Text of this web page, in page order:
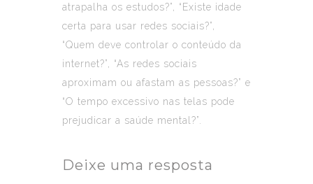
atrapalha os estudos?”, “Existe idade
certa para usar redes sociais?”,
“Quem deve controlar o conteúdo da
internet?”, “As redes sociais
aproximam ou afastam as pessoas?” e
“O tempo excessivo nas telas pode
prejudicar a saúde mental?”.
Deixe uma resposta